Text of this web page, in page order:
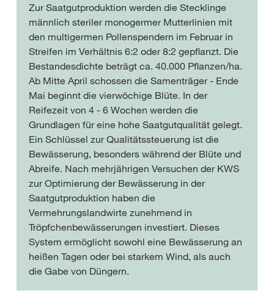
Zur Saatgutproduktion werden die Stecklinge
männlich steriler monogermer Mutterlinien mit
den multigermen Pollenspendern im Februar in
Streifen im Verhältnis 6:2 oder 8:2 gepflanzt. Die
Bestandesdichte beträgt ca. 40.000 Pflanzen/ha.
Ab Mitte April schossen die Samenträger - Ende
Mai beginnt die vierwöchige Blüte. In der
Reifezeit von 4 - 6 Wochen werden die
Grundlagen für eine hohe Saatgutqualität gelegt.
Ein Schlüssel zur Qualitätssteuerung ist die
Bewässerung, besonders während der Blüte und
Abreife. Nach mehrjährigen Versuchen der KWS
zur Optimierung der Bewässerung in der
Saatgutproduktion haben die
Vermehrungslandwirte zunehmend in
Tröpfchenbewässerungen investiert. Dieses
System ermöglicht sowohl eine Bewässerung an
heißen Tagen oder bei starkem Wind, als auch
die Gabe von Düngern.